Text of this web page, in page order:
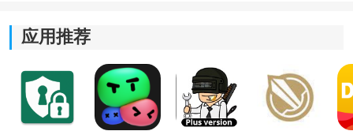
步。
3)拥有丰富的网络有声节目供用户选择，不仅能够满足用
户对音乐的需求，还可以欣赏各种有声读物和有趣的节
目。
应用推荐